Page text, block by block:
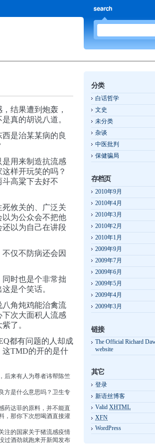
结果遭到炮轰，
真的胡说八道。
是治某某病的良
用来制造抗流感
样开玩笑的吗？
高粱下去好不
攸关的、广泛关
为公众会不把他
以为自己在讲段
仅不防病还会因
时也是个非常拙
是个笑话。
角炖鸡能治禽流
次大面积人流感
了。
都有问题的人却成
这TMD的开的是什
后来有人为尊者讳帮陈竺
方是什么意思吗？卫生专
药达菲的原料，并不能直
，那你下次想喝酒直接灌
注的国家关于猪流感疫情
过酒劲就跑来开新闻发布
分类
白话哲学
文史
未分类
杂谈
中医批判
保健骗局
存档页
2010年9月
2010年4月
2010年3月
2010年2月
2010年1月
2009年9月
2009年7月
2009年6月
2009年5月
2009年4月
2009年3月
链接
The Official Richard
website
其它
登录
新语丝博客
Valid XHTML
XFN
WordPress